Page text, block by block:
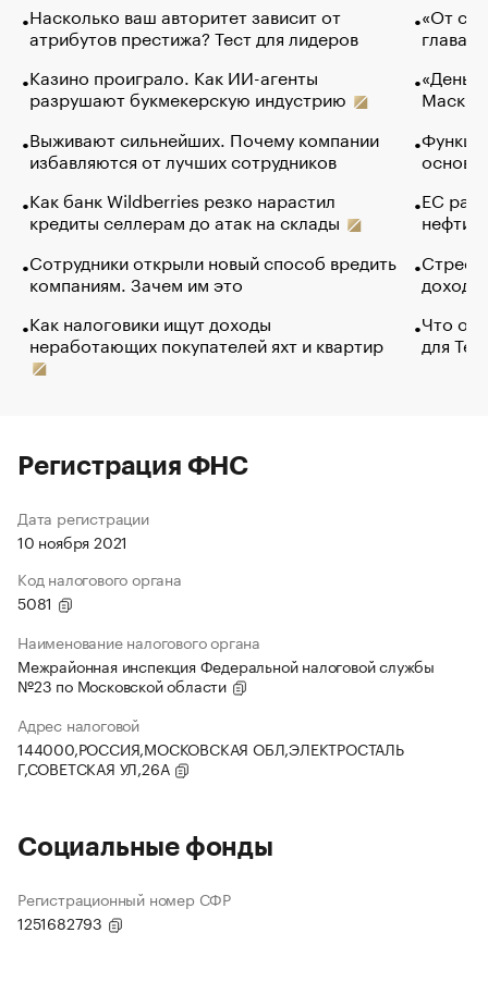
Насколько ваш авторитет зависит от
атрибутов престижа? Тест для лидеров
Казино проиграло. Как ИИ-агенты
разрушают букмекерскую индустрию
Выживают сильнейших. Почему компании
избавляются от лучших сотрудников
Как банк Wildberries резко нарастил
кредиты селлерам до атак на склады
Сотрудники открыли новый способ вредить
компаниям. Зачем им это
Как налоговики ищут доходы
неработающих покупателей яхт и квартир
«От
глава
Маск в
основ
ЕС
нефти
Что
для
Регистрация ФНС
Дата регистрации
10 ноября 2021
Код налогового органа
5081
Наименование налогового органа
Межрайонная инспекция Федеральной налоговой службы
№23 по Московской области
Адрес налоговой
144000,РОССИЯ,МОСКОВСКАЯ ОБЛ,ЭЛЕКТРОСТАЛЬ
Г,СОВЕТСКАЯ УЛ,26А
Социальные фонды
Регистрационный номер СФР
1251682793